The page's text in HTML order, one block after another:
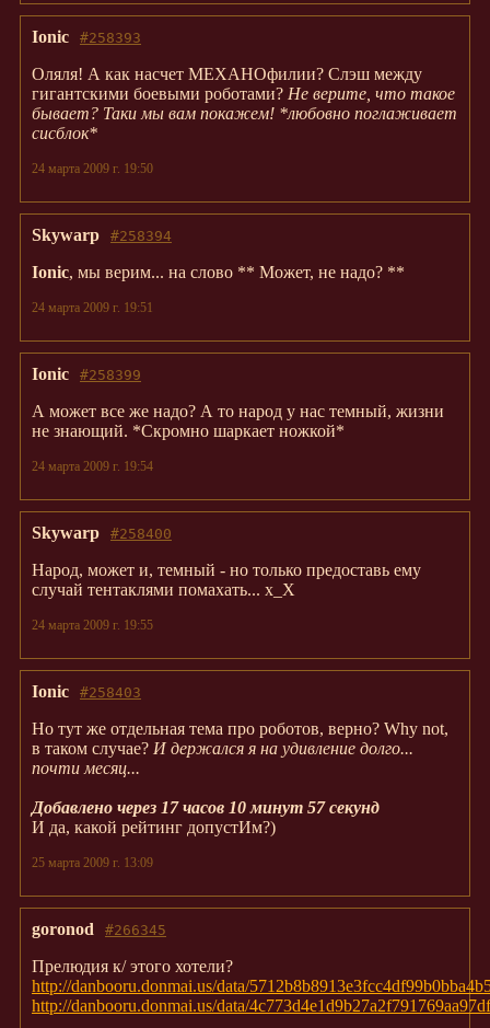
#258393
Ionic
Оляля! А как насчет МЕХАНОфилии? Слэш между
гигантскими боевыми роботами? Не верите, что такое
бывает? Таки мы вам покажем! *любовно поглаживает
сисблок*
24 марта 2009 г. 19:50
#258394
Skywarp
Ionic, мы верим... на слово ** Может, не надо? **
24 марта 2009 г. 19:51
#258399
Ionic
А может все же надо? А то народ у нас темный, жизни
не знающий. *Скромно шаркает ножкой*
24 марта 2009 г. 19:54
#258400
Skywarp
Народ, может и, темный - но только предоставь ему
случай тентаклями помахать... х_Х
24 марта 2009 г. 19:55
#258403
Ionic
Но тут же отдельная тема про роботов, верно? Why not,
в таком случае? И держался я на удивление долго...
почти месяц...
Добавлено через 17 часов 10 минут 57 секунд
И да, какой рейтинг допустИм?)
25 марта 2009 г. 13:09
#266345
goronod
Прелюдия к/ этого хотели?
http://danbooru.donmai.us/data/
http://danbooru.donmai.us/data/